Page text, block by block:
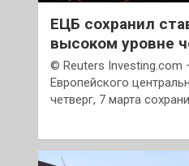
ЕЦБ сохранил
высоком уровне
© Reuters
Европейского
четверг, 7 марта